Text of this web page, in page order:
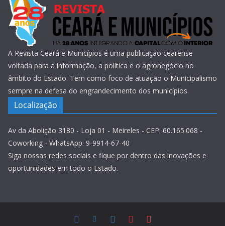
A Revista Ceará e Municípios é uma publicação cearense
voltada para a informação, a política e o agronegócio no
âmbito do Estado. Tem como foco de atuação o Municipalismo
sempre na defesa do engrandecimento dos municípios.
Localização
Av da Abolição 3180 - Loja 01 - Meireles - CEP: 60.165.068 -
Coworking - WhatsApp: 9-9914-67-40
Siga nossas redes sociais e fique por dentro das inovações e
oportunidades em todo o Estado.